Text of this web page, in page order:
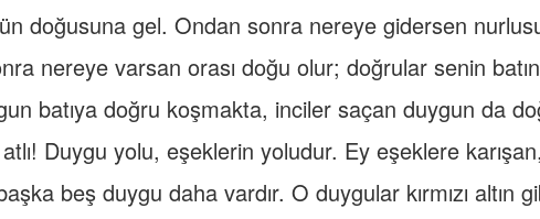
doğusuna gel. Ondan sonra nereye gidersen
nereye varsan orası doğu olur; doğrular senin
batıya doğru koşmakta, inciler saçan duygun da
Duygu yolu, eşeklerin yoludur. Ey eşeklere
beş duygu daha vardır. O duygular kırmızı altın